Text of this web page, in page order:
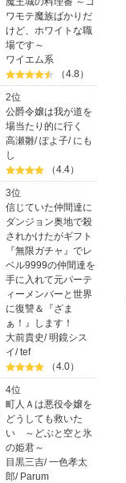
ワモテ魔族ばかりだ
けど、ホワイトな職
場です～
ワイエム系
（4.8）
2位
公爵令嬢は我が道を
場当たり的に行く
高瀬雛/ぽよ子/ にも
し
（4.4）
3位
信じていた仲間達に
ダンジョン奥地で殺
されかけたがギフト
『無限ガチャ』でレ
ベル9999の仲間達を
手に入れて元パーテ
ィーメンバーと世界
に復讐＆『ざま
ぁ！』します！
大前貴史/明鏡シス
イ/tef
（4.0）
4位
町人Ａは悪役令嬢を
どうしても救いた
い ～どぶと空と氷
の姫君～
目黒三吉/一色孝太
郎/ Parum